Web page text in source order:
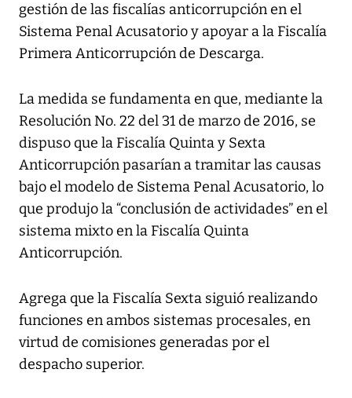
gestión de las fiscalías anticorrupción en el
Sistema Penal Acusatorio y apoyar a la Fiscalía
Primera Anticorrupción de Descarga.
La medida se fundamenta en que, mediante la
Resolución No. 22 del 31 de marzo de 2016, se
dispuso que la Fiscalía Quinta y Sexta
Anticorrupción pasarían a tramitar las causas
bajo el modelo de Sistema Penal Acusatorio, lo
que produjo la “conclusión de actividades” en el
sistema mixto en la Fiscalía Quinta
Anticorrupción.
Agrega que la Fiscalía Sexta siguió realizando
funciones en ambos sistemas procesales, en
virtud de comisiones generadas por el
despacho superior.